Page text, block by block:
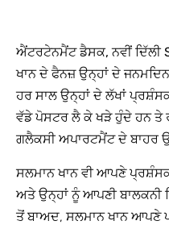
ਐਂਟਰਟੇਨਮੈਂਟ ਡੈਸਕ, ਨਵੀਂ ਦਿੱਲੀ
ਖਾਨ ਦੇ ਫੈਨਜ਼ ਉਨ੍ਹਾਂ ਦੇ
ਹਰ ਸਾਲ ਉਨ੍ਹਾਂ ਦੇ ਲੱਖਾਂ
ਵੱਡੇ ਪੋਸਟਰ ਲੈ ਕੇ ਖੜੇ ਹੁੰਦੇ ਹਨ ਤੇ
ਗਲੈਕਸੀ ਅਪਾਰਟਮੈਂਟ ਦੇ ਬਾਹਰ
ਸਲਮਾਨ ਖਾਨ ਵੀ ਆਪਣੇ
ਅਤੇ ਉਨ੍ਹਾਂ ਨੂੰ ਆਪਣੀ ਬਾਲਕਨੀ
ਤੋਂ ਬਾਅਦ, ਸਲਮਾਨ ਖਾਨ ਆਪਣੇ